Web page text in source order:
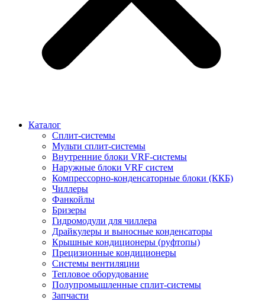
Каталог
Сплит-системы
Мульти сплит-системы
Внутренние блоки VRF-cистемы
Наружные блоки VRF cистем
Компрессорно-конденсаторные блоки (ККБ)
Чиллеры
Фанкойлы
Бризеры
Гидромодули для чиллера
Драйкулеры и выносные конденсаторы
Крышные кондиционеры (руфтопы)
Прецизионные кондиционеры
Системы вентиляции
Тепловое оборудование
Полупромышленные сплит-системы
Запчасти